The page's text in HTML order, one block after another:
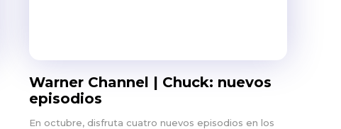
Warner Channel | Chuck: nuevos
episodios
En octubre, disfruta cuatro nuevos episodios en los